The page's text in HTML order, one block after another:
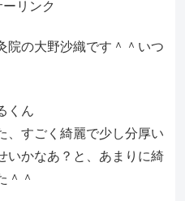
リンク
院の大野沙織です＾＾いつ
くん
、すごく綺麗で少し分厚い
いかなあ？と、あまりに綺
＾＾